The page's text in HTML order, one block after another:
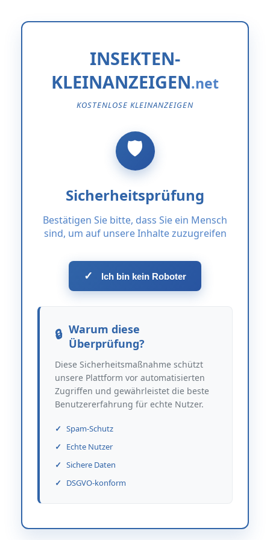
INSEKTEN-
KLEINANZEIGEN
KOSTENLOSE KLEINANZEIGEN
Sicherheitsprüfung
Bestätigen Sie bitte, dass Sie ein Mensch
sind, um auf unsere Inhalte zuzugreifen
✓ Ich bin kein Roboter
Warum diese
Überprüfung?
Diese Sicherheitsmaßnahme schützt
unsere Plattform vor automatisierten
Zugriffen und gewährleistet die beste
Benutzererfahrung für echte Nutzer.
Spam-Schutz
Echte Nutzer
Sichere Daten
DSGVO-konform